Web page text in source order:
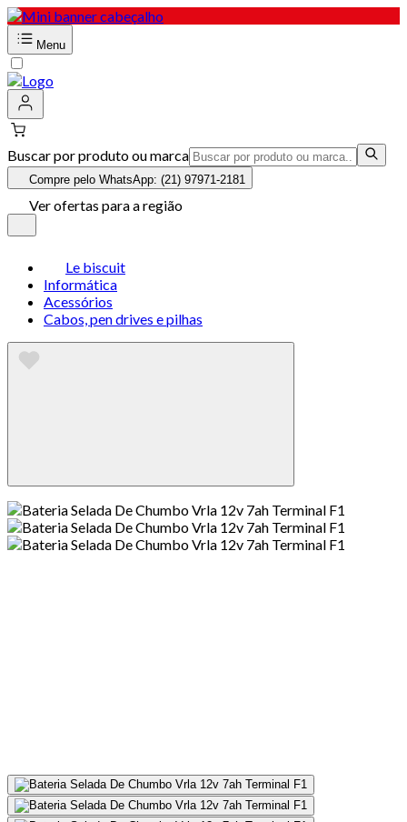
Menu
Buscar por produto ou marca
Compre pelo WhatsApp: (21) 97971-2181
Ver ofertas para a região
Le biscuit
Informática
Acessórios
Cabos, pen drives e pilhas